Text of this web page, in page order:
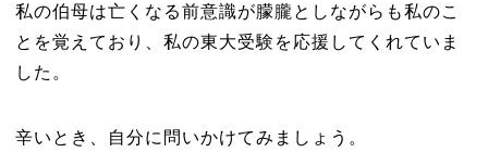
私の伯母は亡くなる前意識が朦朧としながらも私のこ
とを覚えており、私の東大受験を応援してくれていま
した。
辛いとき、自分に問いかけてみましょう。